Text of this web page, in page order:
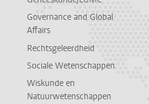
Governance and Global
Affairs
Rechtsgeleerdheid
Sociale Wetenschappen
Wiskunde en
Natuurwetenschappen